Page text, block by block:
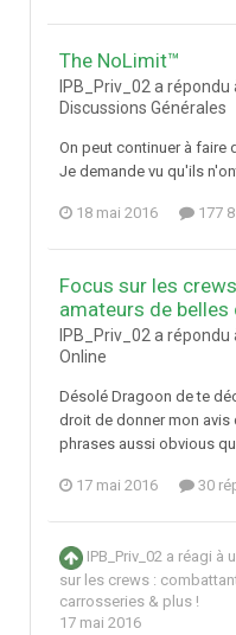
The NoLimit™
IPB_Priv_02 a
Discussions Générales
On peut continuer à faire
Je demande vu qu'ils
18 mai 2016 177
Focus sur les
amateurs de
IPB_Priv_02 a
Online
Désolé Dragoon de te
droit de donner mon avis
phrases aussi obvious
17 mai 2016 30
IPB_Priv_02 a réagi à
sur les crews :
carrosseries & plus !
17 mai 2016